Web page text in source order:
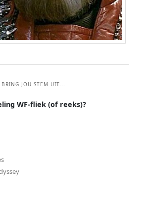
JOU STEM UIT...
WF-fliek (of reeks)?